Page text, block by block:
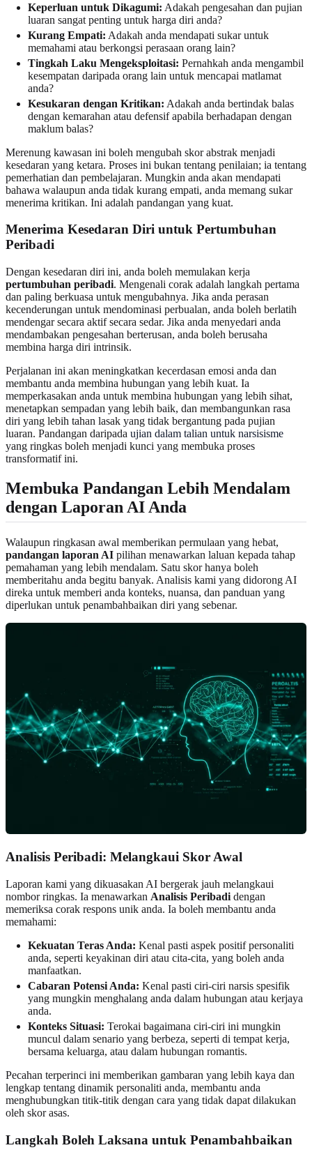
Keperluan untuk Dikagumi: Adakah pengesahan dan pujian
luaran sangat penting untuk harga diri anda?
Kurang Empati: Adakah anda mendapati sukar untuk
memahami atau berkongsi perasaan orang lain?
Tingkah Laku Mengeksploitasi: Pernahkah anda mengambil
kesempatan daripada orang lain untuk mencapai matlamat
anda?
Kesukaran dengan Kritikan: Adakah anda bertindak balas
dengan kemarahan atau defensif apabila berhadapan dengan
maklum balas?
Merenung kawasan ini boleh mengubah skor abstrak menjadi
kesedaran yang ketara. Proses ini bukan tentang penilaian; ia tentang
pemerhatian dan pembelajaran. Mungkin anda akan mendapati
bahawa walaupun anda tidak kurang empati, anda memang sukar
menerima kritikan. Ini adalah pandangan yang kuat.
Menerima Kesedaran Diri untuk Pertumbuhan
Peribadi
Dengan kesedaran diri ini, anda boleh memulakan kerja
pertumbuhan peribadi. Mengenali corak adalah langkah pertama
dan paling berkuasa untuk mengubahnya. Jika anda perasan
kecenderungan untuk mendominasi perbualan, anda boleh berlatih
mendengar secara aktif secara sedar. Jika anda menyedari anda
mendambakan pengesahan berterusan, anda boleh berusaha
membina harga diri intrinsik.
Perjalanan ini akan meningkatkan kecerdasan emosi anda dan
membantu anda membina hubungan yang lebih kuat. Ia
memperkasakan anda untuk membina hubungan yang lebih sihat,
menetapkan sempadan yang lebih baik, dan membangunkan rasa
diri yang lebih tahan lasak yang tidak bergantung pada pujian
luaran. Pandangan daripada ujian dalam talian untuk narsisisme
yang ringkas boleh menjadi kunci yang membuka proses
transformatif ini.
Membuka Pandangan Lebih Mendalam
dengan Laporan AI Anda
Walaupun ringkasan awal memberikan permulaan yang hebat,
pandangan laporan AI pilihan menawarkan laluan kepada tahap
pemahaman yang lebih mendalam. Satu skor hanya boleh
memberitahu anda begitu banyak. Analisis kami yang didorong AI
direka untuk memberi anda konteks, nuansa, dan panduan yang
diperlukan untuk penambahbaikan diri yang sebenar.
Analisis Peribadi: Melangkaui Skor Awal
Laporan kami yang dikuasakan AI bergerak jauh melangkaui
nombor ringkas. Ia menawarkan Analisis Peribadi dengan
memeriksa corak respons unik anda. Ia boleh membantu anda
memahami:
Kekuatan Teras Anda: Kenal pasti aspek positif personaliti
anda, seperti keyakinan diri atau cita-cita, yang boleh anda
manfaatkan.
Cabaran Potensi Anda: Kenal pasti ciri-ciri narsis spesifik
yang mungkin menghalang anda dalam hubungan atau kerjaya
anda.
Konteks Situasi: Terokai bagaimana ciri-ciri ini mungkin
muncul dalam senario yang berbeza, seperti di tempat kerja,
bersama keluarga, atau dalam hubungan romantis.
Pecahan terperinci ini memberikan gambaran yang lebih kaya dan
lengkap tentang dinamik personaliti anda, membantu anda
menghubungkan titik-titik dengan cara yang tidak dapat dilakukan
oleh skor asas.
Langkah Boleh Laksana untuk Penambahbaikan